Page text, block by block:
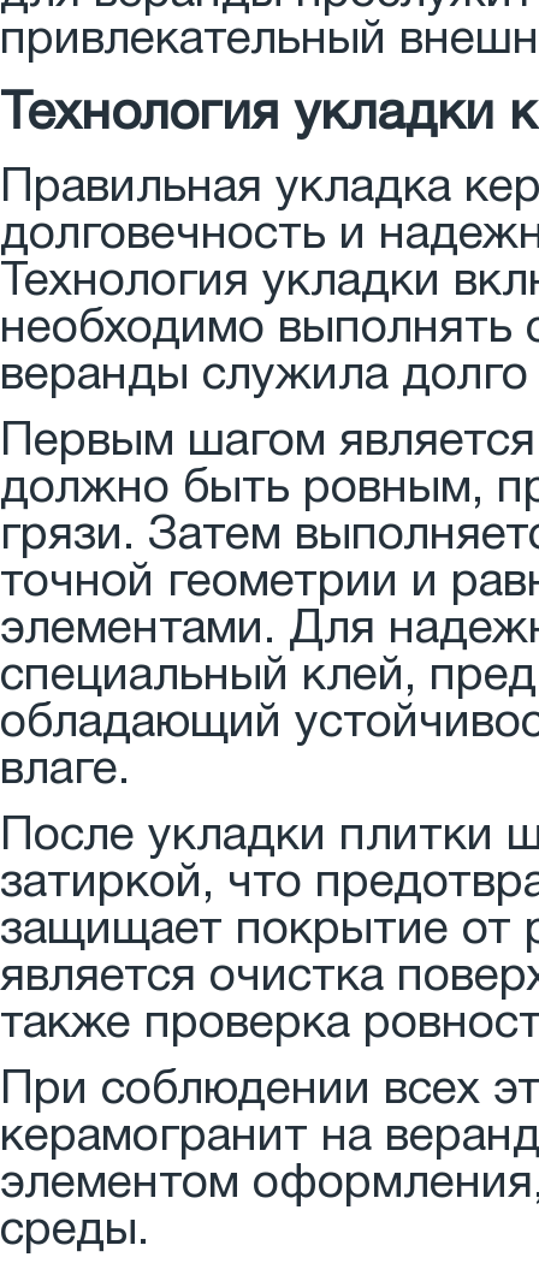
привлекательный
Технология укладки
Правильная укладка
долговечность и
Технология укладки
необходимо выполнять
веранды служила
Первым шагом
должно быть ровным,
грязи. Затем
точной геометрии и
элементами. Для
специальный клей,
обладающий
влаге.
После укладки плитки
затиркой, что
защищает покрытие
является очистка
также проверка
При соблюдении всех
керамогранит на
элементом
среды.